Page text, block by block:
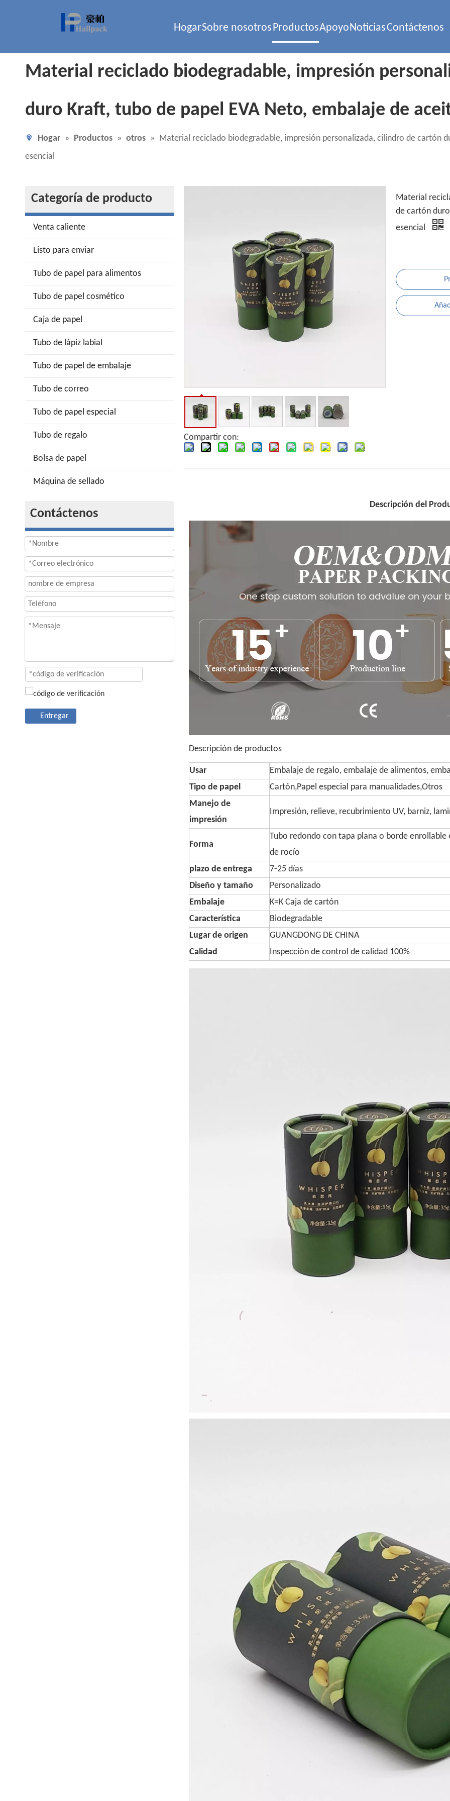
HogarSobre nosotrosProductosApoyoNoticiasContáctenos
Material reciclado biodegradable, impresión
duro Kraft, tubo de papel EVA Neto, embalaje de
Hogar » Productos » otros » Material reciclado biodegradable, impresión personalizada, cilindro de cartón
esencial
Categoría de producto
Venta caliente
Listo para enviar
Tubo de papel para alimentos
Tubo de papel cosmético
Caja de papel
Tubo de lápiz labial
Tubo de papel de embalaje
Tubo de correo
Tubo de papel especial
Tubo de regalo
Bolsa de papel
Máquina de sellado
Contáctenos
Entregar
Compartir con:
Material
de cartón
esencial
Descripción del
Descripción de productos
Usar
Embalaje de regalo, embalaje de alimentos,
Tipo de papel
Cartón,Papel especial para manualidades,Otros
Manejo de
impresión
Impresión, relieve, recubrimiento UV, barniz,
Forma
Tubo redondo con tapa plana o borde
de rocío
plazo de entrega
7-25 días
Diseño y tamaño
Personalizado
Embalaje
K=K Caja de cartón
Característica
Biodegradable
Lugar de origen
GUANGDONG DE CHINA
Calidad
Inspección de control de calidad 100%